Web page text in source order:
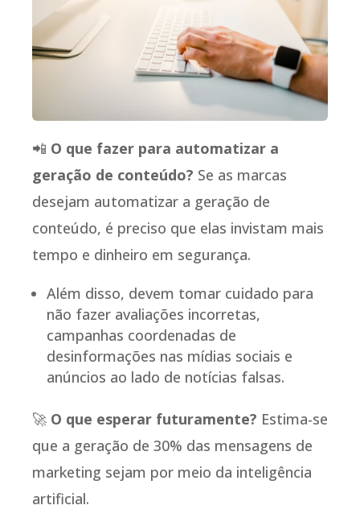
📲 O que fazer para automatizar a
geração de conteúdo? Se as marcas
desejam automatizar a geração de
conteúdo, é preciso que elas invistam mais
tempo e dinheiro em segurança.
Além disso, devem tomar cuidado para
não fazer avaliações incorretas,
campanhas coordenadas de
desinformações nas mídias sociais e
anúncios ao lado de notícias falsas.
🚀 O que esperar futuramente? Estima-se
que a geração de 30% das mensagens de
marketing sejam por meio da inteligência
artificial.